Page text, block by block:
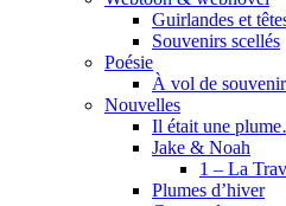
Guirlandes et
Souvenirs scellés
Poésie
À vol de
Nouvelles
Il était une
Jake & Noah
1 – La
Plumes d’hiver